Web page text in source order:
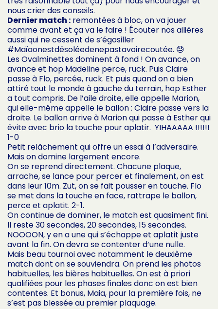
nous crier des conseils.
Dernier match : remontées à bloc, on va jouer
comme avant et ça va le faire ! Écouter nos ailières
aussi qui ne cessent de s’égosiller
#Maïaonestdésoléedenepastavoirecoutée. 😓
Les Ovalminettes dominent à fond ! On avance, on
avance et hop Madeline perce, ruck. Puis Claire
passe à Flo, percée, ruck. Et puis quand on a bien
attiré tout le monde à gauche du terrain, hop Esther
a tout compris. De l’aile droite, elle appelle Marion,
qui elle-même appelle le ballon : Claire passe vers la
droite. Le ballon arrive à Marion qui passe à Esther qui
évite avec brio la touche pour aplatir. YIHAAAAA !!!!!!
1-0
Petit relâchement qui offre un essai à l’adversaire.
Mais on domine largement encore.
On se reprend directement. Chacune plaque,
arrache, se lance pour percer et finalement, on est
dans leur 10m. Zut, on se fait pousser en touche. Flo
se met dans la touche en face, rattrape le ballon,
perce et aplatit. 2-1.
On continue de dominer, le match est quasiment fini.
Il reste 30 secondes, 20 secondes, 15 secondes.
NOOOON, y en a une qui s’échappe et aplatit juste
avant la fin. On devra se contenter d’une nulle.
Mais beau tournoi avec notamment le deuxième
match dont on se souviendra. On prend les photos
habituelles, les bières habituelles. On est à priori
qualifiées pour les phases finales donc on est bien
contentes. Et bonus, Maia, pour la première fois, ne
s’est pas blessée au premier plaquage.